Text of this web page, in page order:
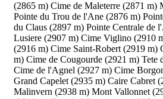
(2865 m) Cime de Maleterre (2871 m)
Pointe du Trou de l'Ane (2876 m)
du Claus (2897 m) Pointe Centrale de
Lusiere (2907 m) Cime Viglino (2910
(2916 m) Cime Saint-Robert (2919 m)
m) Cime de Cougourde (2921 m) Tete
Cime de l'Agnel (2927 m) Cime
Grand Capelet (2935 m) Caire Cabret
Malinvern (2938 m) Mont Vallonnet